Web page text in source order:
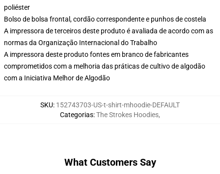
poliéster
Bolso de bolsa frontal, cordão correspondente e punhos de costela
A impressora de terceiros deste produto é avaliada de acordo com as
normas da Organização Internacional do Trabalho
A impressora deste produto fontes em branco de fabricantes
comprometidos com a melhoria das práticas de cultivo de algodão
com a Iniciativa Melhor de Algodão
SKU: 152743703-US-t-shirt-mhoodie-DEFAULT
Categorias:The Strokes Hoodies,
What Customers Say